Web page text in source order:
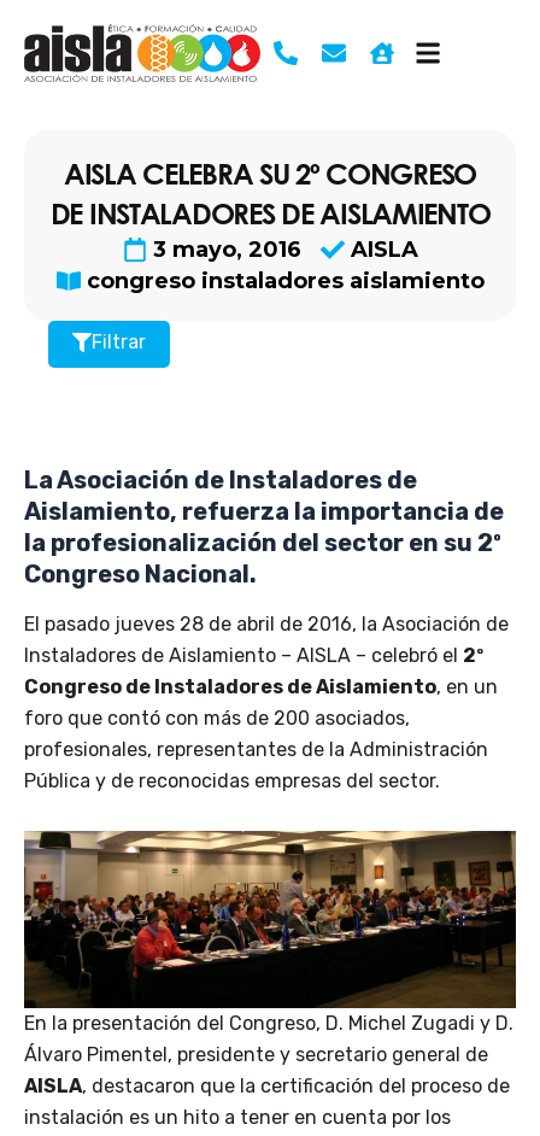
contenido
AISLA CELEBRA SU 2º CONGRESO
DE INSTALADORES DE AISLAMIENTO
3 mayo, 2016
AISLA
congreso instaladores aislamiento
Filtrar
La Asociación de Instaladores de
Aislamiento, refuerza la importancia de
la profesionalización del sector en su 2º
Congreso Nacional.
El pasado jueves 28 de abril de 2016, la Asociación de
Instaladores de Aislamiento – AISLA – celebró el 2º
Congreso de Instaladores de Aislamiento, en un
foro que contó con más de 200 asociados,
profesionales, representantes de la Administración
Pública y de reconocidas empresas del sector.
En la presentación del Congreso, D. Michel Zugadi y D.
Álvaro Pimentel, presidente y secretario general de
AISLA, destacaron que la certificación del proceso de
instalación es un hito a tener en cuenta por los